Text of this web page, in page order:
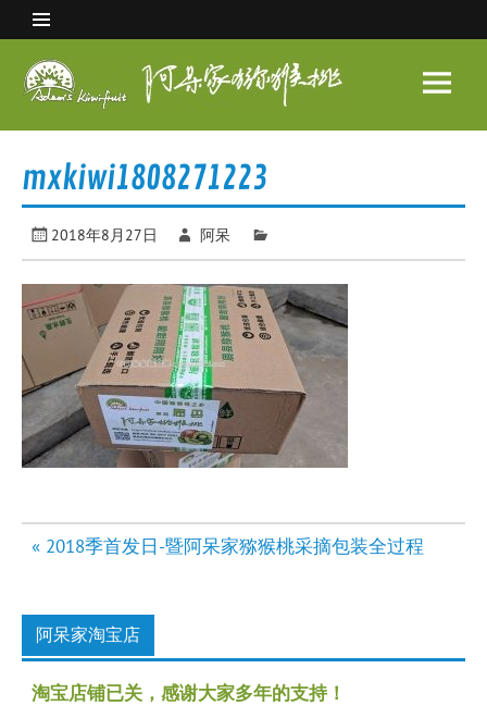
content
阿呆
家猕
mxkiwi1808271223
2018年8月27日 阿呆
文
航
« 2018季首发日-暨阿呆家猕猴桃采摘包装全过程
阿呆家淘宝店
淘宝店铺已关，感谢大家多年的支持！